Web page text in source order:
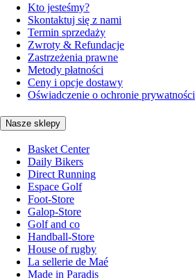
Kto jesteśmy?
Skontaktuj się z nami
Termin sprzedaży
Zwroty & Refundacje
Zastrzeżenia prawne
Metody płatności
Ceny i opcje dostawy
Oświadczenie o ochronie prywatności
Nasze sklepy
Basket Center
Daily Bikers
Direct Running
Espace Golf
Foot-Store
Galop-Store
Golf and co
Handball-Store
House of rugby
La sellerie de Maé
Made in Paradis